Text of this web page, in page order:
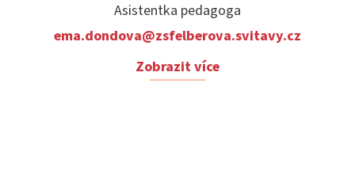
Asistentka pedagoga
ema.dondova@zsfelberova.svitavy.cz
Zobrazit více